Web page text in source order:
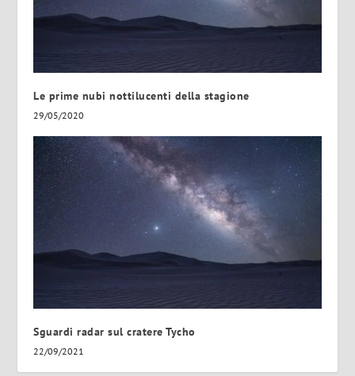
Le prime nubi nottilucenti della stagione
29/05/2020
Sguardi radar sul cratere Tycho
22/09/2021